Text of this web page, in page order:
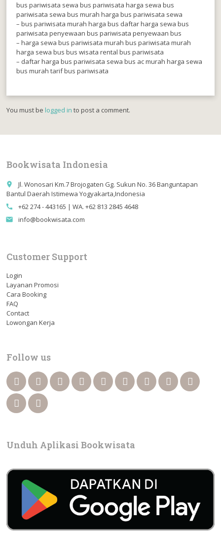
bus pariwisata sewa bus pariwisata harga sewa bus
pariwisata sewa bus murah harga bus pariwisata sewa
– bus pariwisata murah harga bus daftar harga sewa bus
pariwisata penyewaan bus pariwisata penyewaan bus
– harga sewa bus pariwisata murah bus pariwisata murah
harga sewa bus bus wisata rental bus pariwisata
– daftar harga bus pariwisata sewa bus ac murah harga sewa
bus murah tarif bus pariwisata
You must belogged in to post a comment.
Bookwisata Indonesia
place
Jl. Wonosari Km.7 Brojogaten Gg. Sukun No. 36 Banguntapan
Bantul Daerah Istimewa Yogyakarta,Indonesia
call +62 274 - 443165 | WA. +62 813 2845 4648
email info@bookwisata.com
Customer Support
Login
Layanan Promosi
Cara Booking
FAQ
Contact
Lowongan Kerja
Follow us
Unduh Aplikasi Bookwisata